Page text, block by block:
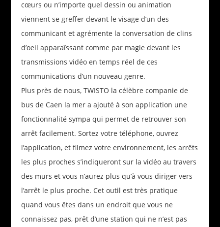
cœurs ou n’importe quel dessin ou animation
viennent se greffer devant le visage d’un des
communicant et agrémente la conversation de clins
d’oeil apparaîssant comme par magie devant les
transmissions vidéo en temps réel de ces
communications d’un nouveau genre.
Plus près de nous, TWISTO la célèbre companie de
bus de Caen la mer a ajouté à son application une
fonctionnalité sympa qui permet de retrouver son
arrêt facilement. Sortez votre téléphone, ouvrez
l’application, et filmez votre environnement, les arrêts
les plus proches s’indiqueront sur la vidéo au travers
des murs et vous n’aurez plus qu’à vous diriger vers
l’arrêt le plus proche. Cet outil est très pratique
quand vous êtes dans un endroit que vous ne
connaissez pas, prêt d’une station qui ne n’est pas